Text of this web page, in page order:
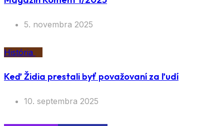
5. novembra 2025
História
Keď Židia prestali byť považovaní za ľudí
10. septembra 2025